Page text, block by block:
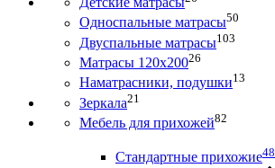
Односпальные матрасы50
Двуспальные матрасы103
Матрасы 120х20026
Наматрасники, подушки13
Зеркала21
Мебель для прихожей82
Стандартные прихожие48